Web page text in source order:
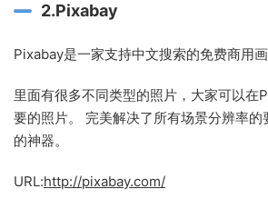
2.Pixabay
Pixabay是一家支持中文搜索的免费商用画
里面有很多不同类型的照片，大家可以在
要的照片。 完美解决了所有场景分辨率
的神器。
URL:http://pixabay.com/